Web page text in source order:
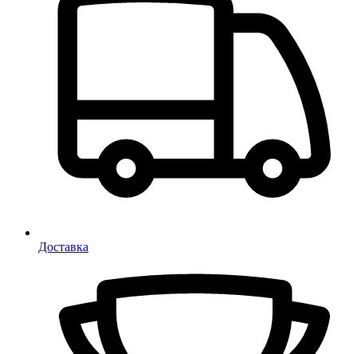
Доставка